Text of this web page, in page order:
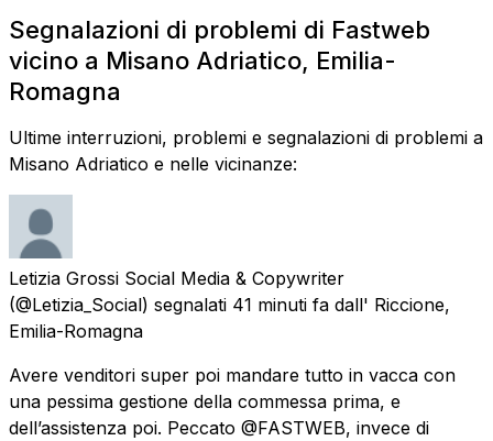
Segnalazioni di problemi di Fastweb
vicino a Misano Adriatico, Emilia-
Romagna
Ultime interruzioni, problemi e segnalazioni di problemi a
Misano Adriatico e nelle vicinanze:
Letizia Grossi Social Media & Copywriter
(@Letizia_Social) segnalati 41 minuti fa dall' Riccione,
Emilia-Romagna
Avere venditori super poi mandare tutto in vacca con
una pessima gestione della commessa prima, e
dell’assistenza poi. Peccato @FASTWEB, invece di